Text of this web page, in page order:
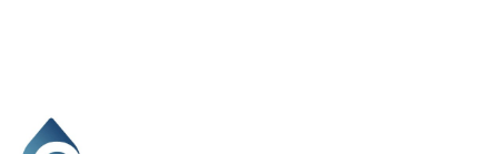
EMAUX-
LOGO